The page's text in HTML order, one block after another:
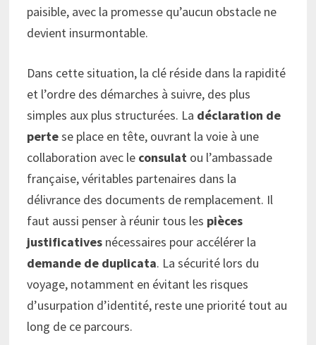
paisible, avec la promesse qu’aucun obstacle ne
devient insurmontable.
Dans cette situation, la clé réside dans la rapidité
et l’ordre des démarches à suivre, des plus
simples aux plus structurées. La déclaration de
pertese place en tête, ouvrant la voie à une
collaboration avec le consulat ou l’ambassade
française, véritables partenaires dans la
délivrance des documents de remplacement. Il
faut aussi penser à réunir tous les pièces
justificatives nécessaires pour accélérer la
demande de duplicata. La sécurité lors du
voyage, notamment en évitant les risques
d’usurpation d’identité, reste une priorité tout au
long de ce parcours.